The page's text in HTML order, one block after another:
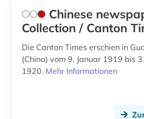
olympische spiele (2)
peking (2)
Chinese
Collection /
Die Canton Times erschien in Guangzhou
(China) vom 9. Januar 1919 bis 31. August
1920. Mehr Informationen